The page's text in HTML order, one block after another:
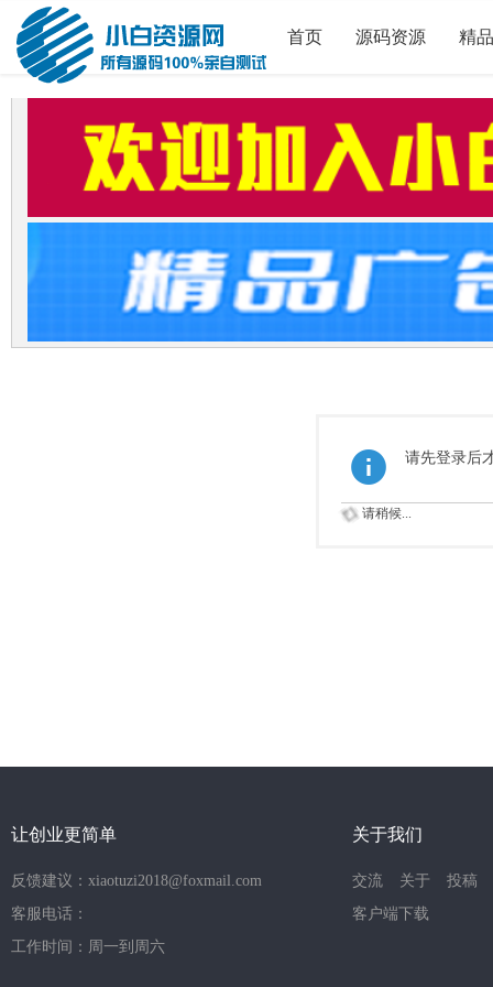
首页 源码资源 精
请先登录后
请稍候...
让创业更简单
反馈建议：xiaotuzi2018@foxmail.com
客服电话：
工作时间：周一到周六
关于我们
交流 关于
投稿
客户端下载